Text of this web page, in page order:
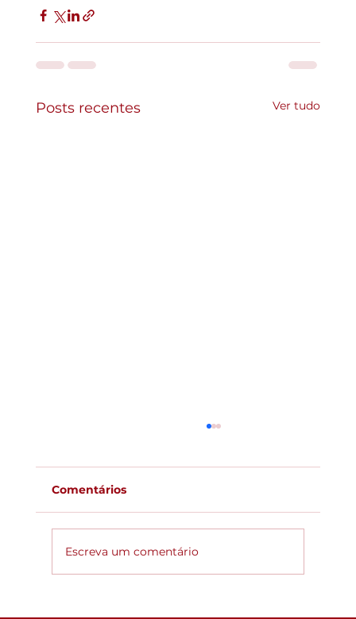
Posts recentes Ver tudo
Comentários
Escreva um comentário